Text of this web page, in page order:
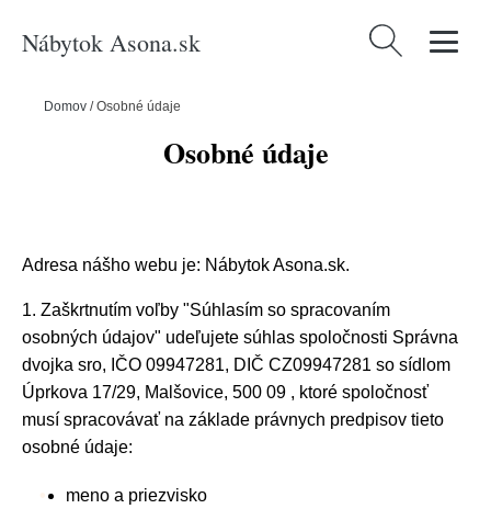
Nábytok Asona.sk Hľadať:
Domov /Osobné údaje
Osobné údaje
Adresa nášho webu je: Nábytok Asona.sk.
1. Zaškrtnutím voľby "Súhlasím so spracovaním
osobných údajov" udeľujete súhlas spoločnosti Správna
dvojka sro, IČO 09947281, DIČ CZ09947281 so sídlom
Úprkova 17/29, Malšovice, 500 09 , ktoré spoločnosť
musí spracovávať na základe právnych predpisov tieto
osobné údaje:
meno a priezvisko